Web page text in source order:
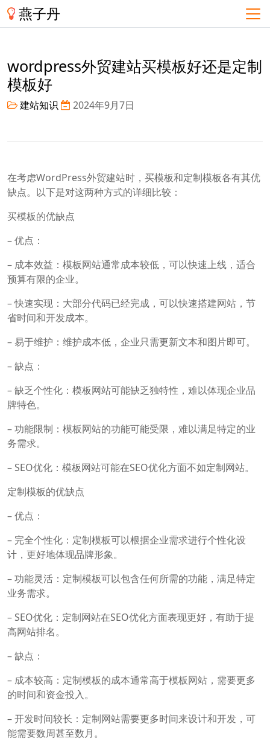
燕子丹
wordpress外贸建站买模板好还是定制
模板好
建站知识 2024年9月7日
在考虑WordPress外贸建站时，买模板和定制模板各有其优
缺点。以下是对这两种方式的详细比较：
买模板的优缺点
– 优点：
– 成本效益：模板网站通常成本较低，可以快速上线，适合
预算有限的企业。
– 快速实现：大部分代码已经完成，可以快速搭建网站，节
省时间和开发成本。
– 易于维护：维护成本低，企业只需更新文本和图片即可。
– 缺点：
– 缺乏个性化：模板网站可能缺乏独特性，难以体现企业品
牌特色。
– 功能限制：模板网站的功能可能受限，难以满足特定的业
务需求。
– SEO优化：模板网站可能在SEO优化方面不如定制网站。
定制模板的优缺点
– 优点：
– 完全个性化：定制模板可以根据企业需求进行个性化设
计，更好地体现品牌形象。
– 功能灵活：定制模板可以包含任何所需的功能，满足特定
业务需求。
– SEO优化：定制网站在SEO优化方面表现更好，有助于提
高网站排名。
– 缺点：
– 成本较高：定制模板的成本通常高于模板网站，需要更多
的时间和资金投入。
– 开发时间较长：定制网站需要更多时间来设计和开发，可
能需要数周甚至数月。